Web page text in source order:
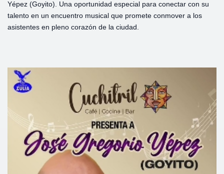
Yépez (Goyito). Una oportunidad especial para conectar con su
talento en un encuentro musical que promete conmover a los
asistentes en pleno corazón de la ciudad.